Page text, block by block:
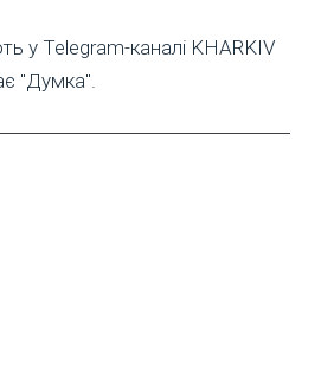
у Telegram-каналі KHARKIV
"Думка".